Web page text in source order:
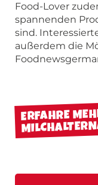
Food-Lover
spannenden
sind.
außerdem die
ERFAHRE